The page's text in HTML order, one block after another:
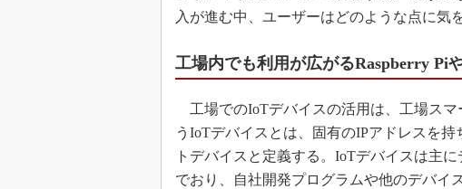
入が進む中、ユーザーはどのような点に気
工場内でも利用が広がるRaspberry Pi
工場でのIoTデバイスの活用は、工場ス
うIoTデバイスとは、固有のIPアドレスを
トデバイスと定義する。IoTデバイスは主
でおり、自社開発プログラムや他のデバイ